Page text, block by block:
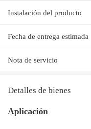
Instalación del producto
Fecha de entrega estimada
Nota de servicio
Detalles de bienes
Aplicación